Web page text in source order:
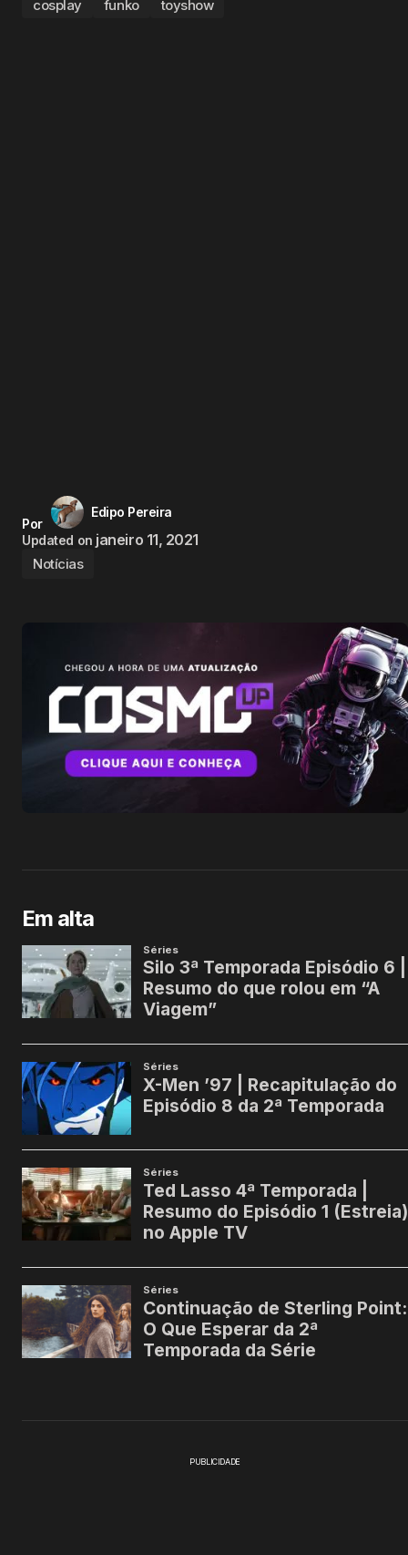
cosplay funko toyshow
Por
Edipo Pereira
Updated on janeiro 11, 2021
Notícias
Em alta
PUBLICIDADE